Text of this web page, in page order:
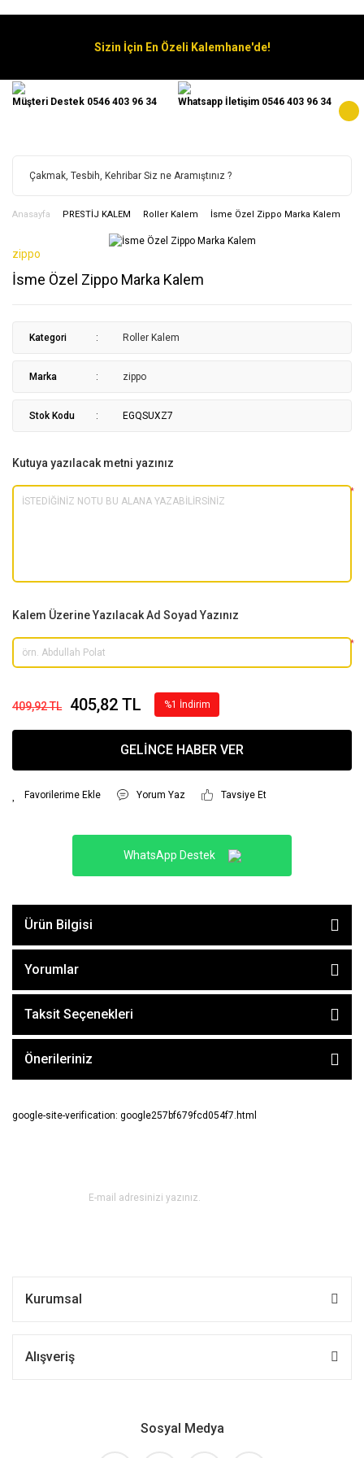
Sizin İçin En Özeli Kalemhane'de!
Müşteri Destek 0546 403 96 34 Whatsapp İletişim 0546 403 96 34
Anasayfa PRESTİJ KALEM Roller Kalem İsme Özel Zippo Marka Kalem
zippo
İsme Özel Zippo Marka Kalem
Kategori Roller Kalem
Marka zippo
Stok Kodu EGQSUXZ7
Kutuya yazılacak metni yazınız
*
Kalem Üzerine Yazılacak Ad Soyad Yazınız
*
409,92 TL 405,82 TL %1 İndirim
GELİNCE HABER VER
Yorum Yaz Tavsiye Et
WhatsApp Destek
Ürün Bilgisi
Yorumlar
Taksit Seçenekleri
Önerileriniz
google-site-verification: google257bf679fcd054f7.html
Kurumsal
Alışveriş
Sosyal Medya